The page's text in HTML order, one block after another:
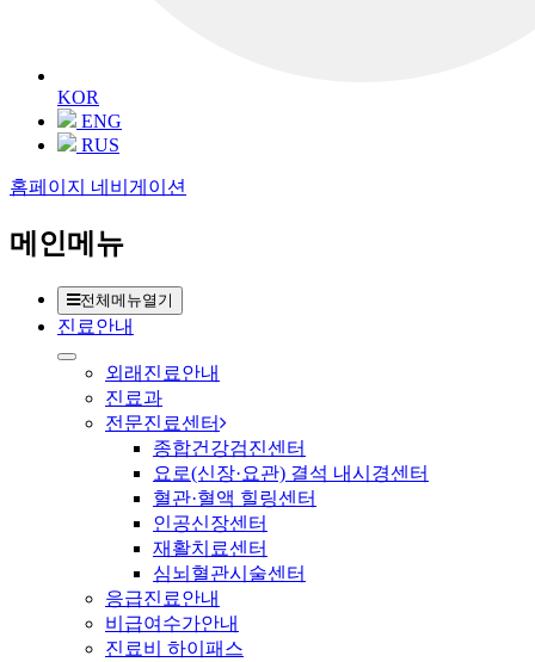
KOR
ENG
RUS
홈페이지 네비게이션
메인메뉴
전체메뉴열기
진료안내
외래진료안내
진료과
전문진료센터
종합건강검진센터
요로(신장·요관) 결석 내시경센터
혈관·혈액 힐링센터
인공신장센터
재활치료센터
심뇌혈관시술센터
응급진료안내
비급여수가안내
진료비 하이패스